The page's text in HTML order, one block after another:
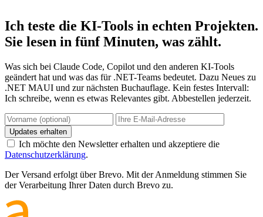
Ich teste die KI-Tools in echten Projekten.
Sie lesen in fünf Minuten, was zählt.
Was sich bei Claude Code, Copilot und den anderen KI-Tools
geändert hat und was das für .NET-Teams bedeutet. Dazu Neues zu
.NET MAUI und zur nächsten Buchauflage. Kein festes Intervall:
Ich schreibe, wenn es etwas Relevantes gibt. Abbestellen jederzeit.
Updates erhalten
Ich möchte den Newsletter erhalten und akzeptiere die
Datenschutzerklärung.
Der Versand erfolgt über Brevo. Mit der Anmeldung stimmen Sie
der Verarbeitung Ihrer Daten durch Brevo zu.